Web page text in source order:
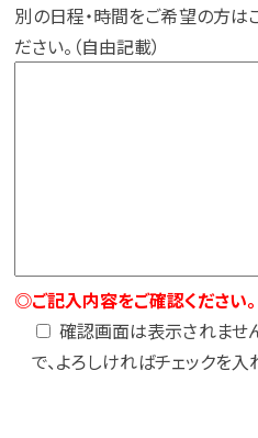
別の日程・時間をご希望の方は
ださい。（自由記載）
◎ご記入内容をご確認ください。
確認画面は表示されませ
で、よろしければチェックを入